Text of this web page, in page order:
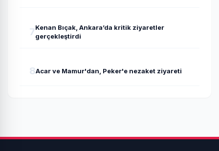
7Kenan Bıçak, Ankara’da kritik ziyaretler
gerçekleştirdi
8Acar ve Mamur'dan, Peker'e nezaket ziyareti